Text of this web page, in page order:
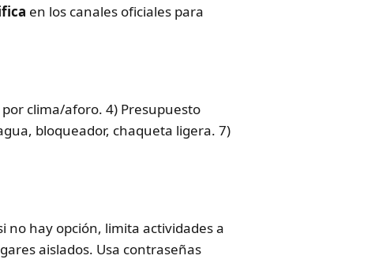
en los canales oficiales para
clima/aforo. 4) Presupuesto
bloqueador, chaqueta ligera. 7)
no hay opción, limita actividades a
aislados. Usa contraseñas